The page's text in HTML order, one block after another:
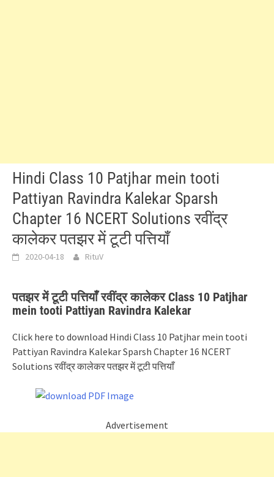
Hindi Class 10 Patjhar mein tooti
Pattiyan Ravindra Kalekar Sparsh
Chapter 16 NCERT Solutions रवींद्र
कालेकर पतझर में टूटी पत्तियाँ
2020-04-18 RituV
पतझर में टूटी पत्तियाँ रवींद्र कालेकर Class 10 Patjhar
mein tooti Pattiyan Ravindra Kalekar
Click here to download Hindi Class 10 Patjhar mein tooti
Pattiyan Ravindra Kalekar Sparsh Chapter 16 NCERT
Solutions रवींद्र कालेकर पतझर में टूटी पत्तियाँ
Advertisement